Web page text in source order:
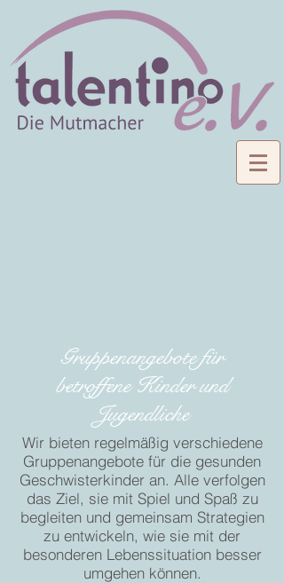
Gruppenangebote für
betroffene Kinder und
Jugendliche
Wir bieten regelmäßig verschiedene
Gruppenangebote für die gesunden
Geschwisterkinder an. Alle verfolgen
das Ziel, sie mit Spiel und Spaß zu
begleiten und gemeinsam Strategien
zu entwickeln, wie sie mit der
besonderen Lebenssituation besser
umgehen können.